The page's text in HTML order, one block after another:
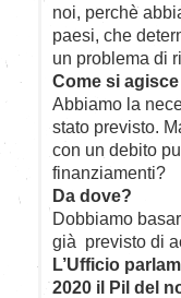
noi, perchè
paesi, che
un problema di
Come si
Abbiamo la
stato previsto.
con un debito
finanziamenti?
Da dove?
Dobbiamo
già previsto di
L’Ufficio
2020 il Pil del